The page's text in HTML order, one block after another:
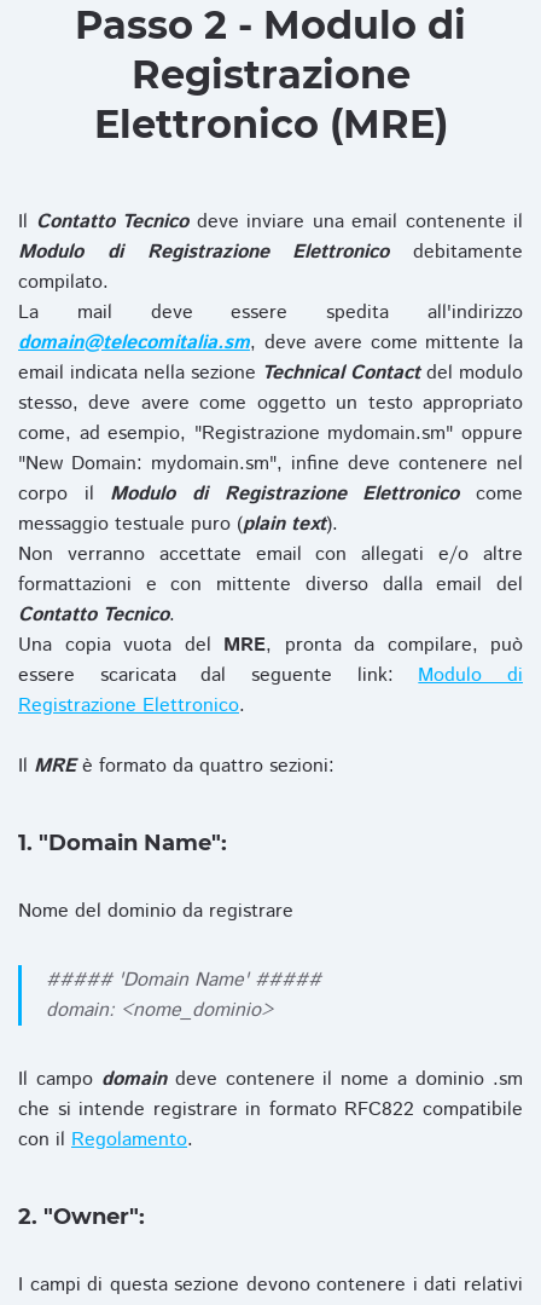
Passo 2 - Modulo di
Registrazione
Elettronico (MRE)
Il Contatto Tecnicodeve inviare una email contenente il
Modulo di Registrazione Elettronicodebitamente
compilato.
La mail deve essere spedita all'indirizzo
domain@telecomitalia.sm, deve avere come mittente la
email indicata nella sezione Technical Contactdel modulo
stesso, deve avere come oggetto un testo appropriato
come, ad esempio, "Registrazione mydomain.sm" oppure
"New Domain: mydomain.sm", infine deve contenere nel
corpo il Modulo di Registrazione Elettronicocome
messaggio testuale puro (plain text).
Non verranno accettate email con allegati e/o altre
formattazioni e con mittente diverso dalla email del
Contatto Tecnico.
Una copia vuota del MRE, pronta da compilare, può
essere scaricata dal seguente link:Modulo di
Registrazione Elettronico.
Il MREè formato da quattro sezioni:
1. "Domain Name":
Nome del dominio da registrare
##### 'Domain Name' #####
domain: <nome_dominio>
Il campo domaindeve contenere il nome a dominio .sm
che si intende registrare in formato RFC822 compatibile
con il Regolamento.
2. "Owner":
I campi di questa sezione devono contenere i dati relativi